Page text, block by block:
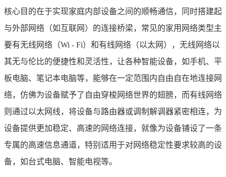
核心目的在于实现家庭内部设备之间的顺畅通信，同时搭建起
与外部网络（如互联网）的连接桥梁，常见的家用网络类型主
要有无线网络（Wi - Fi）和有线网络（以太网），无线网络以
其无与伦比的便捷性和灵活性，让各种智能设备，如手机、平
板电脑、笔记本电脑等，能够在一定范围内自由自在地连接网
络，仿佛为设备赋予了自由穿梭网络世界的翅膀，而有线网络
则通过以太网线，将设备与路由器或调制解调器紧密相连，为
设备提供更加稳定、高速的网络连接，就像为设备铺设了一条
专属的高速信息通道，特别适用于对网络稳定性要求较高的设
备，如台式电脑、智能电视等。